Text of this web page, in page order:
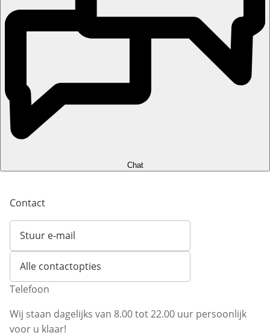
Chat
Contact
Stuur e-mail
Opent e-mailclient
Alle contactopties
Telefoon
Wij staan dagelijks van 8.00 tot 22.00 uur persoonlijk
voor u klaar!